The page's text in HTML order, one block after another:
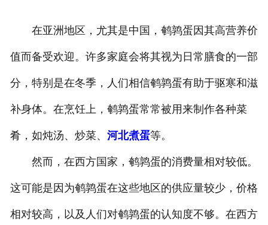
在亚洲地区，尤其是中国，鹌鹑蛋因其高营养价
值而备受欢迎。许多家庭会将其视为日常膳食的一部
分，特别是在冬季，人们相信鹌鹑蛋有助于驱寒和滋
补身体。在烹饪上，鹌鹑蛋常常被用来制作各种菜
肴，如炖汤、炒菜、 河北煮蛋等。
然而，在西方国家，鹌鹑蛋的消费量相对较低。
这可能是因为鹌鹑蛋在这些地区的供应量较少，价格
相对较高，以及人们对鹌鹑蛋的认知度不够。在西方